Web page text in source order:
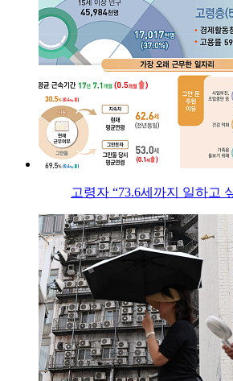
고령자 “73.6세까지 일하고